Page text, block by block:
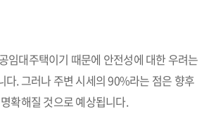
임대주택이기 때문에 안전성에 대한 우려는
다. 그러나 주변 시세의 90%라는 점은 향후
확해질 것으로 예상됩니다.